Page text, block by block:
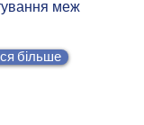
меж
більше